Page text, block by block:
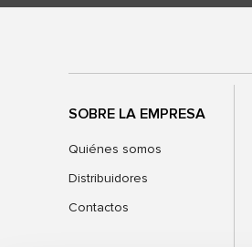
SOBRE LA EMPRESA
Quiénes somos
Distribuidores
Contactos